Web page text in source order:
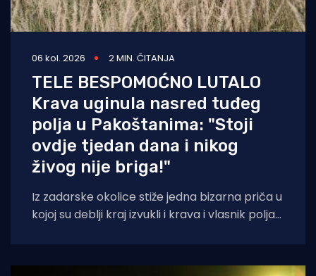
06 kol. 2026 2 MIN. ČITANJA
TELE BESPOMOĆNO LUTALO
Krava uginula nasred tuđeg
polja u Pakoštanima: "Stoji
ovdje tjedan dana i nikog
živog nije briga!"
Iz zadarske okolice stiže jedna bizarna priča u
kojoj su deblji kraj izvukli i krava i vlasnik polja